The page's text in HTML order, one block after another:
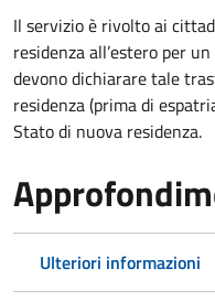
Il servizio è rivolto ai
residenza all’estero per
devono dichiarare tale
residenza (prima di
Stato di nuova residenza.
Ulteriori informazioni